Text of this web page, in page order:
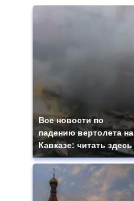
Все новости по
падению вертолета на
Кавказе: читать здесь